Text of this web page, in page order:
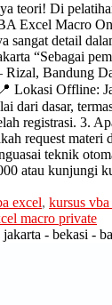
teori! Di
Excel Macro
detail
“Sebagai
Rizal, Bandung
Lokasi Offline:
dari dasar,
registrasi. 3.
request
teknik
atau kunjungi
excel, kursus
macro private
- bekasi -